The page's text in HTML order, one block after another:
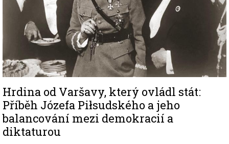
Hrdina od Varšavy, který ovládl stát:
Příběh Józefa Piłsudského a jeho
balancování mezi demokracií a
diktaturou